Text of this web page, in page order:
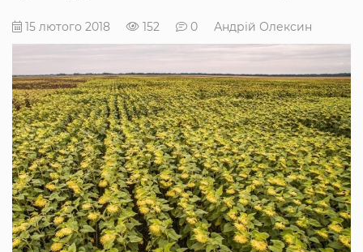
15 лютого 2018 152 0 Андрій Олексин